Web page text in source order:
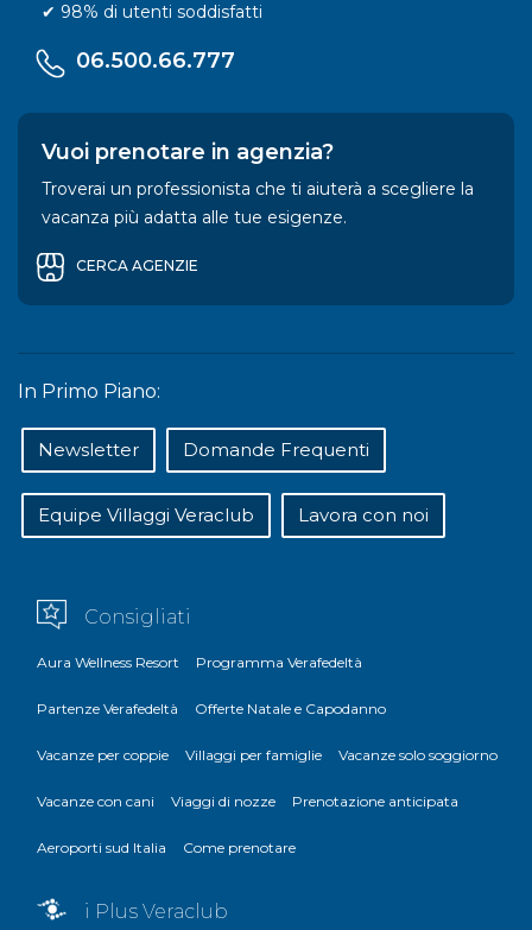
✔ 98% di utenti soddisfatti
06.500.66.777
Vuoi prenotare in agenzia?
Troverai un professionista che ti aiuterà a scegliere la
vacanza più adatta alle tue esigenze.
CERCA AGENZIE
In Primo Piano:
Newsletter Domande Frequenti
Equipe Villaggi Veraclub Lavora con noi
Consigliati
Aura Wellness Resort Programma Verafedeltà
Partenze Verafedeltà Offerte Natale e Capodanno
Vacanze per coppie Villaggi per famiglie Vacanze solo soggiorno
Vacanze con cani Viaggi di nozze Prenotazione anticipata
Aeroporti sud Italia Come prenotare
i Plus Veraclub